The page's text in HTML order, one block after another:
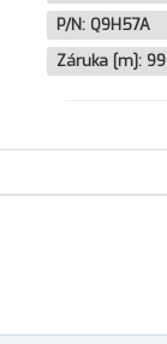
P/N: Q9H57A
Záruka [m]: 99